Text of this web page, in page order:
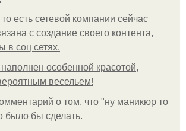
есть сетевой компании сейчас
с создание своего контента,
в соц сетях.
особенной красотой,
весельем!
о том, что "ну маникюр то
было бы сделать.